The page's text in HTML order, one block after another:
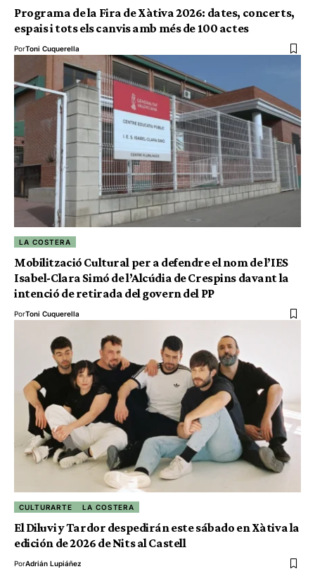
Programa de la Fira de Xàtiva 2026: dates, concerts,
espais i tots els canvis amb més de 100 actes
PorToni Cuquerella
LA COSTERA
Mobilització Cultural per a defendre el nom de l’IES
Isabel-Clara Simó de l’Alcúdia de Crespins davant la
intenció de retirada del govern del PP
PorToni Cuquerella
CULTURARTE LA COSTERA
El Diluvi y Tardor despedirán este sábado en Xàtiva la
edición de 2026 de Nits al Castell
PorAdrián Lupiáñez